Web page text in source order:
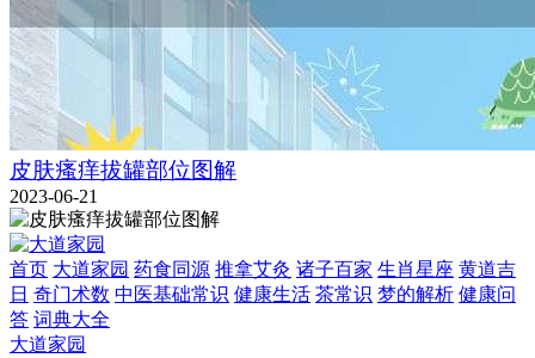
皮肤瘙痒拔罐部位图解
2023-06-21
首页 大道家园 药食同源 推拿艾灸 诸子百家 生肖星座 黄道吉
日 奇门术数 中医基础常识 健康生活 茶常识 梦的解析 健康问
答 词典大全
大道家园